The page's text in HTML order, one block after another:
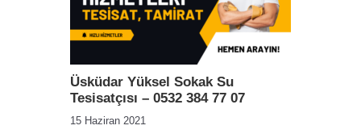
Üsküdar Yüksel Sokak Su
Tesisatçısı – 0532 384 77 07
15 Haziran 2021